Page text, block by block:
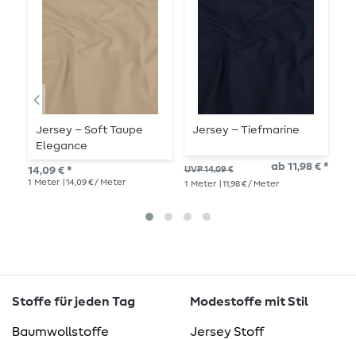
Jersey – Soft Taupe
Elegance
14,09 € *
1 Meter | 14,09 € / Meter
Jersey – Tiefmarine
UVP 14,09 € ab 11,98 € *
1 Meter | 11,98 € / Meter
Stoffe für jeden Tag
Baumwollstoffe
Modestoffe mit Stil
Jersey Stoff